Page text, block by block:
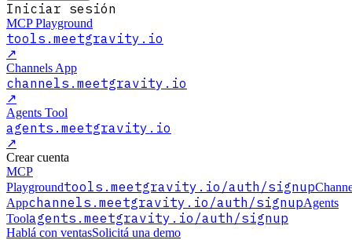
Iniciar sesión
MCP Playground
tools.meetgravity.io
↗
Channels App
channels.meetgravity.io
↗
Agents Tool
agents.meetgravity.io
↗
Crear cuenta
MCP
Playgroundtools.meetgravity.io /auth/signup
Appchannels.meetgravity.io /auth/signupAgents
Toolagents.meetgravity.io /auth/signup
Hablá con ventasSolicitá una demo